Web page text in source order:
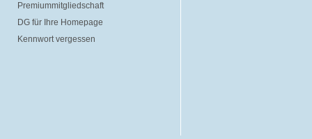
Premiummitgliedschaft
DG für Ihre Homepage
Kennwort vergessen